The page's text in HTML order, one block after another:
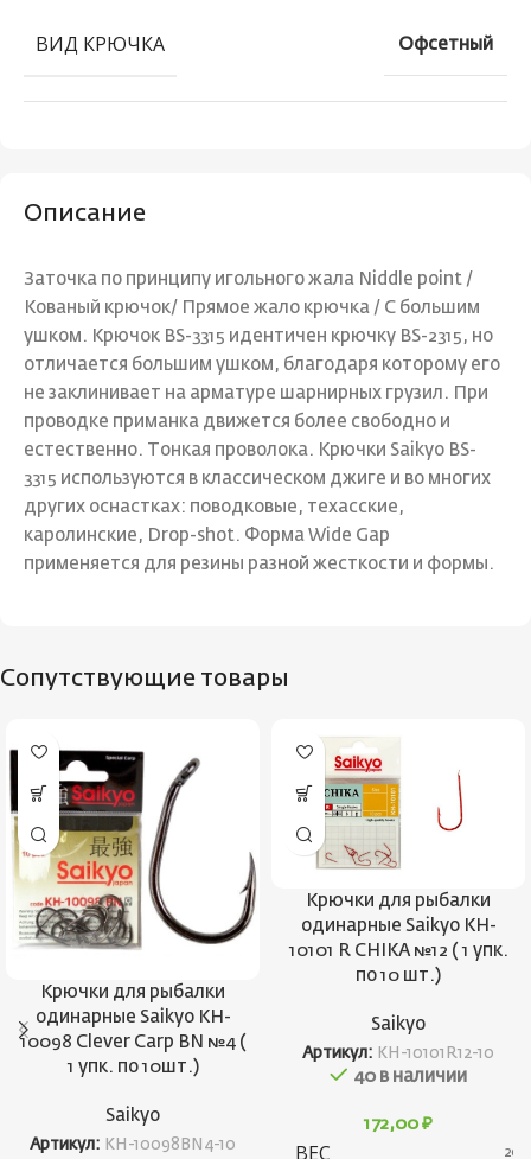
Описание
Заточка по принципу игольного жала Niddle point /
Кованый крючок/ Прямое жало крючка / С большим
ушком. Крючок BS-3315 идентичен крючку BS-2315, но
отличается большим ушком, благодаря которому его
не заклинивает на арматуре шарнирных грузил. При
проводке приманка движется более свободно и
естественно. Тонкая проволока. Крючки Saikyo BS-
3315 используются в классическом джиге и во многих
других оснастках: поводковые, техасские,
каролинские, Drop-shot. Форма Wide Gap
применяется для резины разной жесткости и формы.
ВИД КРЮЧКА Офсетный
Сопутствующие товары
Крючки для рыбалки
одинарные Saikyo KH-
10098 Clever Carp BN №4 (
1 упк. по 10шт.)
Saikyo
Артикул: KH-10098BN4-10
Крючки для рыбалки
одинарные Saikyo KH-
10101 R CHIKA №12 ( 1 упк.
по 10 шт.)
Saikyo
Артикул: KH-10101R12-10
40 в наличии
172,00 ₽
ВЕС 20 г